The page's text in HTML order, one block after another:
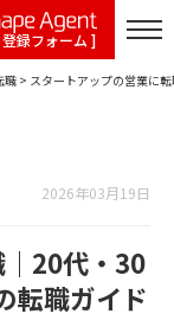
録フォーム ]
職 > スタートアップの営業に
2026年03月19日
20代・30
転職ガイド